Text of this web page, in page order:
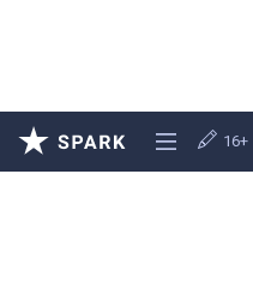
16+